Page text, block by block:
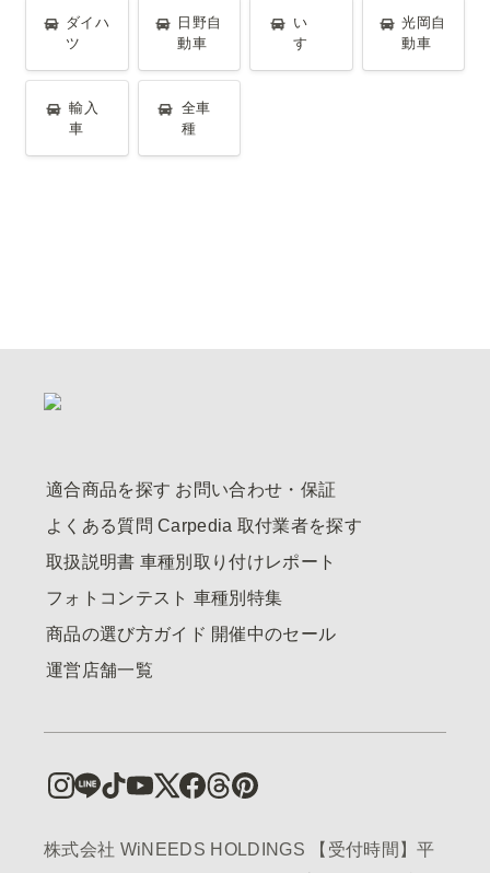
ダイハツ
ダイハ
ツ
日野自動車
日野自
動車
い
すゞ
光岡自動車
光岡自
動車
輸入車
輸入
車
全車種
全車
種
適合商品を探す お問い合わせ・保証
よくある質問 Carpedia 取付業者を探す
取扱説明書 車種別取り付けレポート
フォトコンテスト 車種別特集
商品の選び方ガイド 開催中のセール
運営店舗一覧
株式会社 WiNEEDS HOLDINGS 【受付時間】平